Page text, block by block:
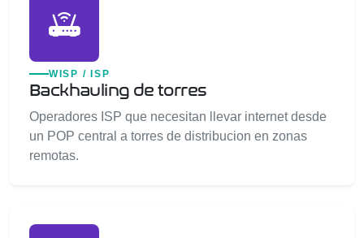
WISP / ISP
Backhauling de torres
Operadores ISP que necesitan llevar internet desde
un POP central a torres de distribucion en zonas
remotas.